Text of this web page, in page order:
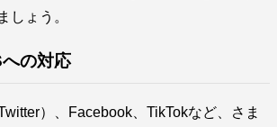
しょう。
の対応
）、Facebook、TikTokなど、さま